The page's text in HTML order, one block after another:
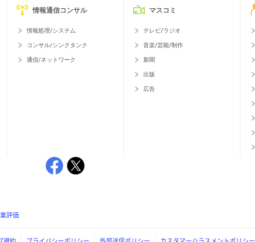
情報通信コンサル
情報処理/システム
コンサル/シンクタンク
通信/ネットワーク
マスコミ
テレビ/ラジオ
音楽/芸能/制作
新聞
出版
広告
評価